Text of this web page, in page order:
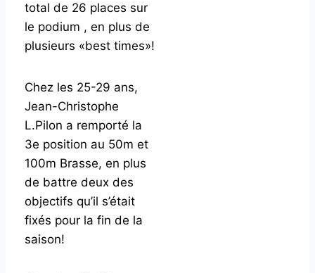
total de 26 places sur
le podium , en plus de
plusieurs «best times»!
Chez les 25-29 ans,
Jean-Christophe
L.Pilon a remporté la
3e position au 50m et
100m Brasse, en plus
de battre deux des
objectifs qu’il s’était
fixés pour la fin de la
saison!